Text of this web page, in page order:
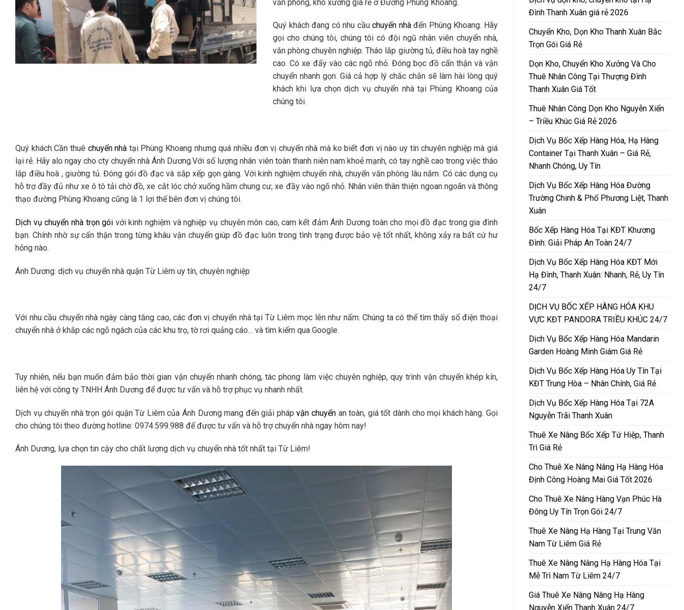
văn phòng, kho xưởng giá rẻ ở Đường Phùng Khoang.
Quý khách đang có nhu cầuchuyển nhàđến Phùng Khoang. Hãy
gọi cho chúng tôi, chúng tôi có đội ngũ nhân viên chuyển nhà,
văn phòng chuyên nghiệp. Tháo lắp giường tủ, điều hoà tay nghề
cao. Có xe đẩy vào các ngõ nhỏ. Đóng bọc đồ cẩn thận và vận
chuyển nhanh gọn. Giá cả hợp lý chắc chắn sẽ làm hài lòng quý
khách khi lựa chọn dịch vụ chuyển nhà tại Phùng Khoang của
chúng tôi.
Quý khách Cần thuê chuyển nhà tại Phùng Khoang nhưng quá nhiều đơn vị chuyển nhà mà ko biết đơn vị nào uy tín chuyên nghiệp mà giá
lại rẻ. Hãy alo ngay cho cty chuyển nhà Ánh Dương.Với số lượng nhân viên toàn thanh niên nam khoẻ mạnh, có tay nghề cao trong việc tháo
lắp điều hoà , giường tủ. Đóng gói đồ đạc và sắp xếp gọn gàng. Với kinh nghiệm chuyển nhà, chuyển văn phòng lâu năm. Có các dụng cụ
hỗ trợ đầy đủ như xe ô tô tải chờ đồ, xe cắt lóc chở xuống hầm chung cư, xe đầy vào ngõ nhỏ. Nhân viên thân thiện ngoan ngoãn và thông
thạo đường Phùng Khoang cũng là 1 lợi thế bên đơn vị chúng tôi.
Dịch vụ chuyển nhà trọn gói với kinh nghiệm và nghiệp vụ chuyên môn cao, cam kết đảm Ánh Dương toàn cho mọi đồ đạc trong gia đình
bạn. Chính nhờ sự cẩn thận trong từng khâu vận chuyển giúp đồ đạc luôn trong tình trạng được bảo vệ tốt nhất, không xảy ra bất cứ hư
hỏng nào.
Ánh Dương: dịch vụ chuyển nhà quận Từ Liêm uy tín, chuyên nghiệp
Với nhu cầu chuyển nhà ngày càng tăng cao, các đơn vị chuyển nhà tại Từ Liêm mọc lên như nấm. Chúng ta có thể tìm thấy số điện thoại
chuyển nhà ở khắp các ngõ ngách của các khu trọ, tờ rơi quảng cáo… và tìm kiếm qua Google.
Tuy nhiên, nếu bạn muốn đảm bảo thời gian vận chuyển nhanh chóng, tác phong làm việc chuyên nghiệp, quy trình vận chuyển khép kín,
liên hệ với công ty TNHH Ánh Dương để được tư vấn và hỗ trợ phục vụ nhanh nhất.
Dịch vụ chuyển nhà trọn gói quận Từ Liêm của Ánh Dương mang đến giải phápvận chuyển an toàn, giá tốt dành cho mọi khách hàng. Gọi
cho chúng tôi theo đường hotline: 0974.599.988 để được tư vấn và hỗ trợ chuyển nhà ngay hôm nay!
Ánh Dương, lựa chọn tin cậy cho chất lượng dịch vụ chuyển nhà tốt nhất tại Từ Liêm!
Đình Thanh Xuân giá rẻ 2026
Chuyển Kho, Dọn Kho Thanh Xuân Bắc
Trọn Gói Giá Rẻ
Dọn Kho, Chuyển Kho Xưởng Và Cho
Thuê Nhân Công Tại Thượng Đình
Thanh Xuân Giá Tốt
Thuê Nhân Công Dọn Kho Nguyễn Xiển
– Triều Khúc Giá Rẻ 2026
Dịch Vụ Bốc Xếp Hàng Hóa, Hạ Hàng
Container Tại Thanh Xuân – Giá Rẻ,
Nhanh Chóng, Uy Tín
Dịch Vụ Bốc Xếp Hàng Hóa Đường
Trường Chinh & Phố Phương Liệt, Thanh
Xuân
Bốc Xếp Hàng Hóa Tại KĐT Khương
Đình: Giải Pháp An Toàn 24/7
Dịch Vụ Bốc Xếp Hàng Hóa KĐT Mới
Hạ Đình, Thanh Xuân: Nhanh, Rẻ, Uy Tín
24/7
DỊCH VỤ BỐC XẾP HÀNG HÓA KHU
VỰC KĐT PANDORA TRIỀU KHÚC 24/7
Dịch Vụ Bốc Xếp Hàng Hóa Mandarin
Garden Hoàng Minh Giám Giá Rẻ
Dịch Vụ Bốc Xếp Hàng Hóa Uy Tín Tại
KĐT Trung Hòa – Nhân Chính, Giá Rẻ
Dịch Vụ Bốc Xếp Hàng Hóa Tại 72A
Nguyễn Trãi Thanh Xuân
Thuê Xe Nâng Bốc Xếp Tứ Hiệp, Thanh
Trì Giá Rẻ
Cho Thuê Xe Nâng Nâng Hạ Hàng Hóa
Định Công Hoàng Mai Giá Tốt 2026
Cho Thuê Xe Nâng Hàng Vạn Phúc Hà
Đông Uy Tín Trọn Gói 24/7
Thuê Xe Nâng Hạ Hàng Tại Trung Văn
Nam Từ Liêm Giá Rẻ
Thuê Xe Nâng Nâng Hạ Hàng Hóa Tại
Mễ Trì Nam Từ Liêm 24/7
Giá Thuê Xe Nâng Nâng Hạ Hàng
Nguyễn Xiển Thanh Xuân 24/7